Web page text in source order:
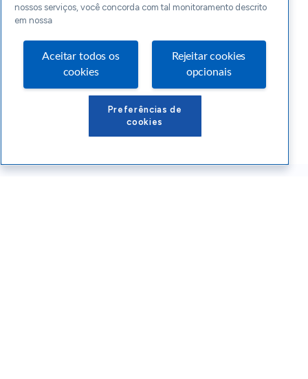
nossos serviços, você concorda com tal monitoramento descrito
em nossa
Aceitar todos os
cookies
Rejeitar cookies
opcionais
Preferências de
cookies